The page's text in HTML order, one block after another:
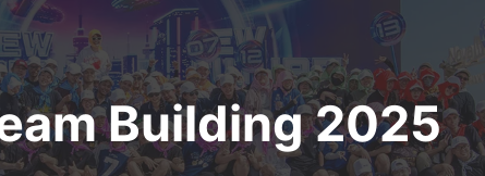
Building 2025